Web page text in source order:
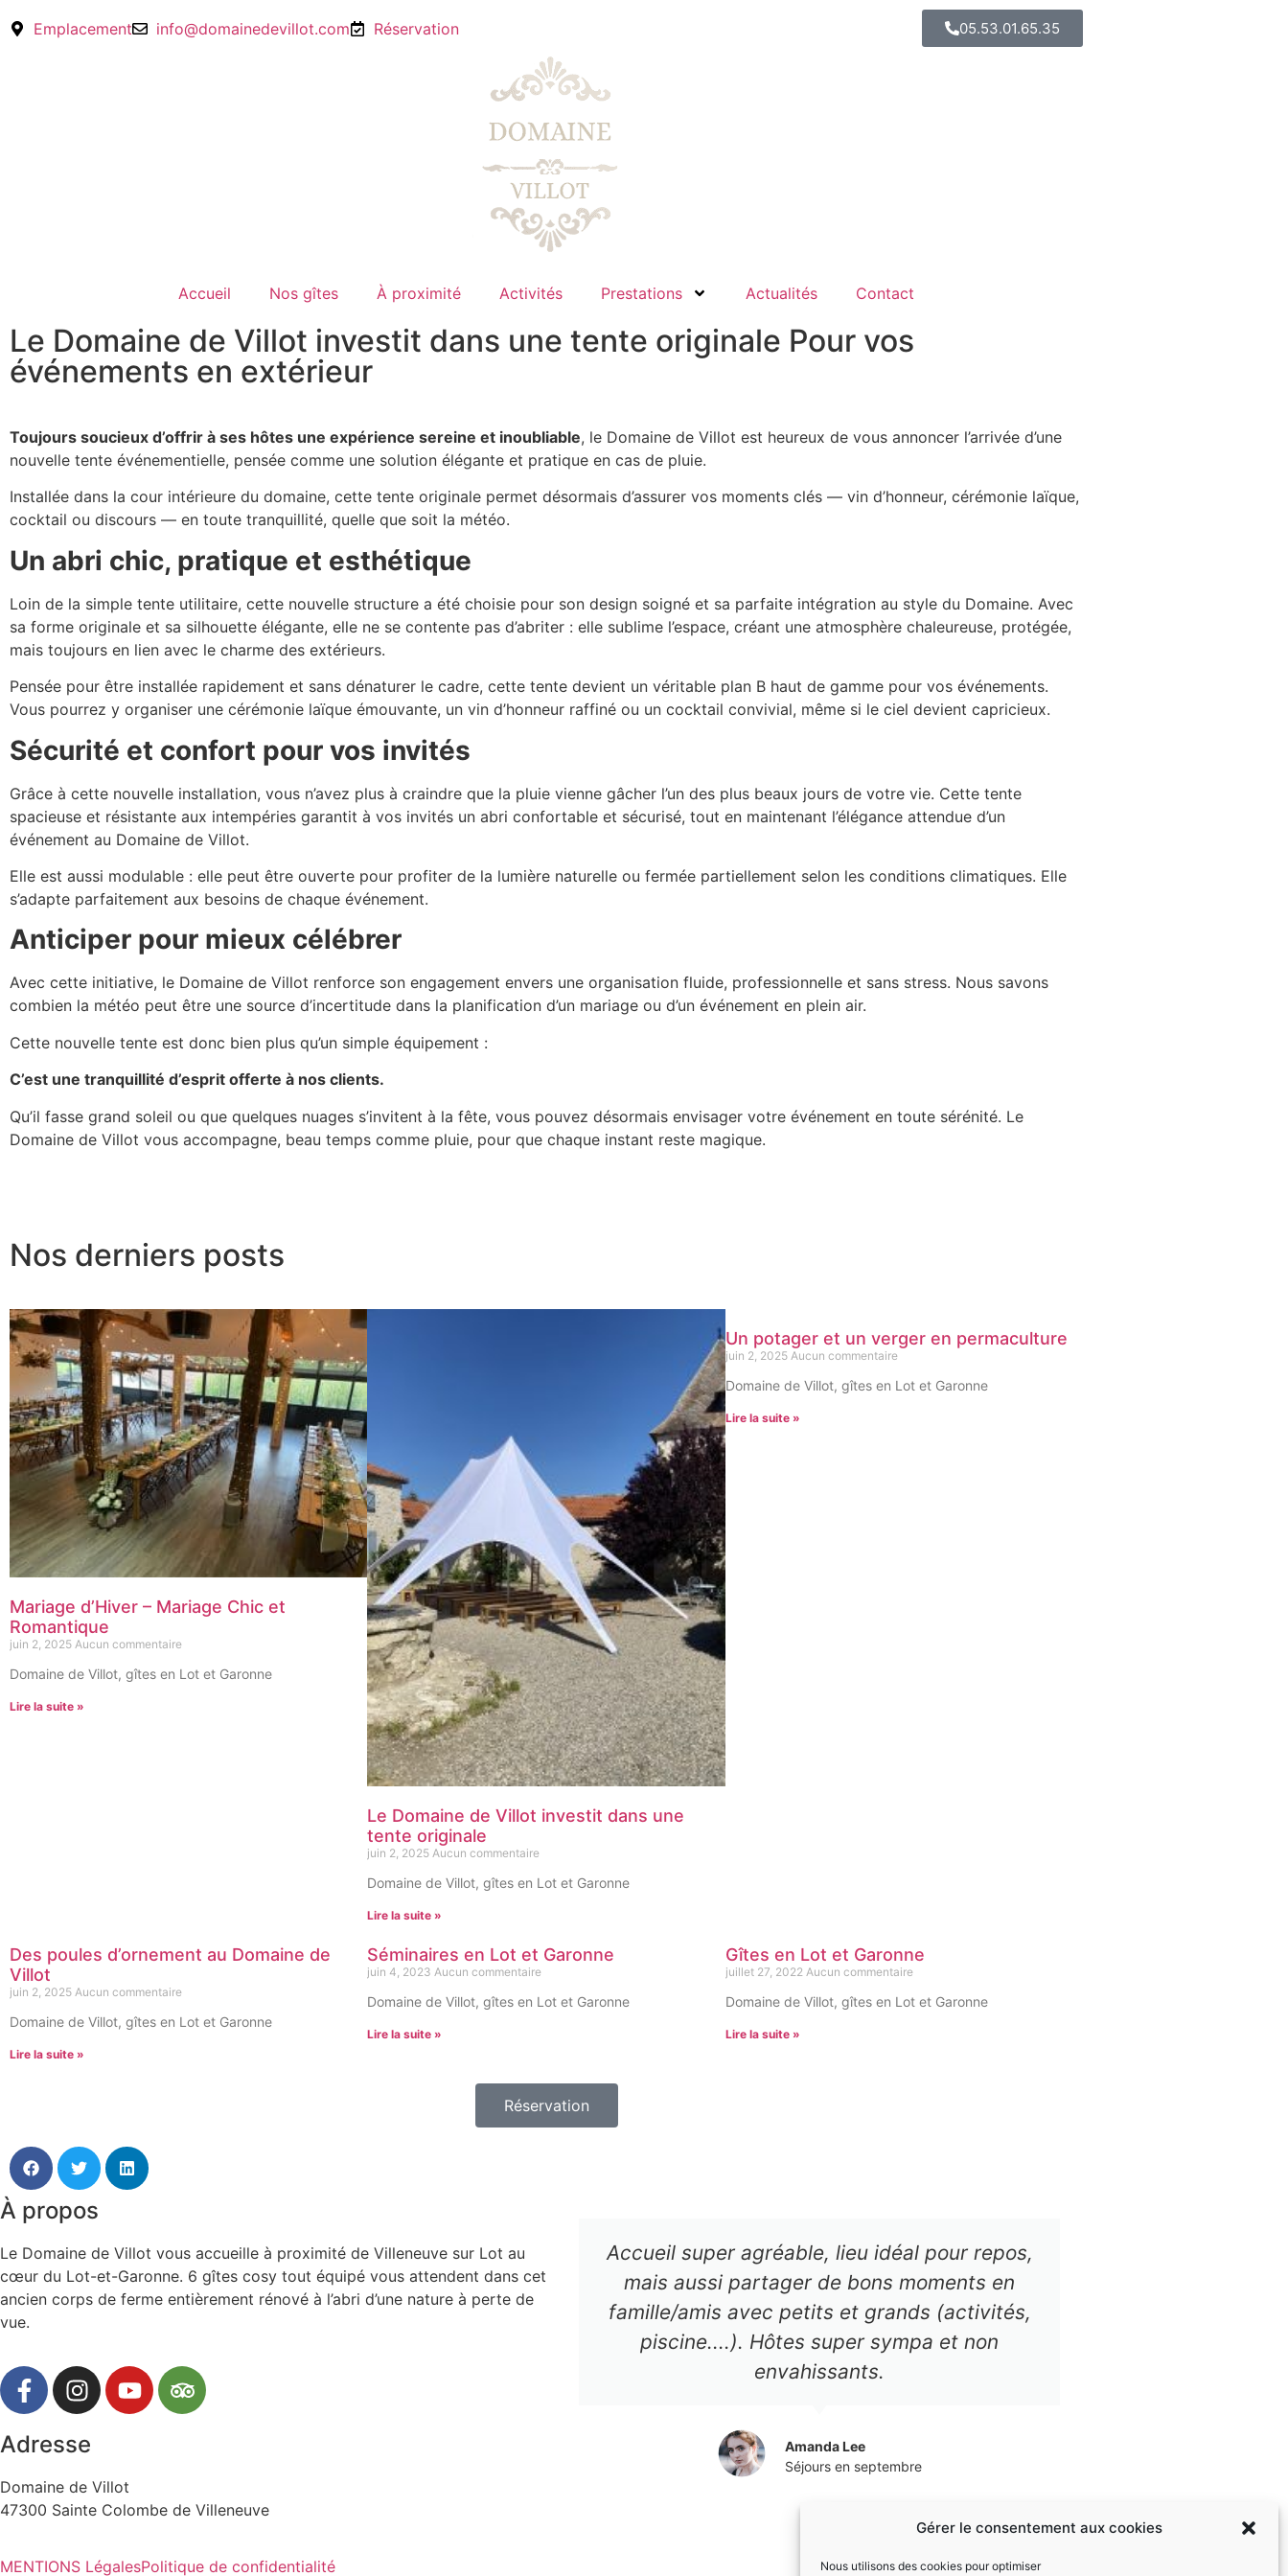
Gérer le consentement aux cookies
Nous utilisons des cookies pour optimiser
Emplacement info@domainedevillot.com Réservation 05.53.01.65.35
Accueil Nos gîtes À proximité Activités Prestations Actualités Contact
Le Domaine de Villot investit dans une tente originale Pour vos
événements en extérieur
Toujours soucieux d’offrir à ses hôtes une expérience sereine et inoubliable, le Domaine de Villot est heureux de vous annoncer l’arrivée d’une
nouvelle tente événementielle, pensée comme une solution élégante et pratique en cas de pluie.
Installée dans la cour intérieure du domaine, cette tente originale permet désormais d’assurer vos moments clés — vin d’honneur, cérémonie laïque,
cocktail ou discours — en toute tranquillité, quelle que soit la météo.
Un abri chic, pratique et esthétique
Loin de la simple tente utilitaire, cette nouvelle structure a été choisie pour son design soigné et sa parfaite intégration au style du Domaine. Avec
sa forme originale et sa silhouette élégante, elle ne se contente pas d’abriter : elle sublime l’espace, créant une atmosphère chaleureuse, protégée,
mais toujours en lien avec le charme des extérieurs.
Pensée pour être installée rapidement et sans dénaturer le cadre, cette tente devient un véritable plan B haut de gamme pour vos événements.
Vous pourrez y organiser une cérémonie laïque émouvante, un vin d’honneur raffiné ou un cocktail convivial, même si le ciel devient capricieux.
Sécurité et confort pour vos invités
Grâce à cette nouvelle installation, vous n’avez plus à craindre que la pluie vienne gâcher l’un des plus beaux jours de votre vie. Cette tente
spacieuse et résistante aux intempéries garantit à vos invités un abri confortable et sécurisé, tout en maintenant l’élégance attendue d’un
événement au Domaine de Villot.
Elle est aussi modulable : elle peut être ouverte pour profiter de la lumière naturelle ou fermée partiellement selon les conditions climatiques. Elle
s’adapte parfaitement aux besoins de chaque événement.
Anticiper pour mieux célébrer
Avec cette initiative, le Domaine de Villot renforce son engagement envers une organisation fluide, professionnelle et sans stress. Nous savons
combien la météo peut être une source d’incertitude dans la planification d’un mariage ou d’un événement en plein air.
Cette nouvelle tente est donc bien plus qu’un simple équipement :
C’est une tranquillité d’esprit offerte à nos clients.
Qu’il fasse grand soleil ou que quelques nuages s’invitent à la fête, vous pouvez désormais envisager votre événement en toute sérénité. Le
Domaine de Villot vous accompagne, beau temps comme pluie, pour que chaque instant reste magique.
Nos derniers posts
Mariage d’Hiver – Mariage Chic et
Romantique
juin 2, 2025 Aucun commentaire
Domaine de Villot, gîtes en Lot et Garonne
Lire la suite »
Le Domaine de Villot investit dans une
tente originale
juin 2, 2025Aucun commentaire
Domaine de Villot, gîtes en Lot et Garonne
Lire la suite »
Un potager et un verger en permaculture
juin 2, 2025 Aucun commentaire
Domaine de Villot, gîtes en Lot et Garonne
Lire la suite »
Des poules d’ornement au Domaine de
Villot
juin 2, 2025 Aucun commentaire
Domaine de Villot, gîtes en Lot et Garonne
Lire la suite »
Séminaires en Lot et Garonne
juin 4, 2023Aucun commentaire
Domaine de Villot, gîtes en Lot et Garonne
Lire la suite »
Gîtes en Lot et Garonne
juillet 27, 2022 Aucun commentaire
Domaine de Villot, gîtes en Lot et Garonne
Lire la suite »
Réservation
À propos
Le Domaine de Villot vous accueille à proximité de Villeneuve sur Lot au
cœur du Lot-et-Garonne. 6 gîtes cosy tout équipé vous attendent dans cet
ancien corps de ferme entièrement rénové à l’abri d’une nature à perte de
vue.
Adresse
Domaine de Villot
47300 Sainte Colombe de Villeneuve
MENTIONS LégalesPolitique de confidentialité
Accueil super agréable, lieu idéal pour repos,
mais aussi partager de bons moments en
famille/amis avec petits et grands (activités,
piscine....). Hôtes super sympa et non
envahissants.
Amanda Lee
Séjours en septembre